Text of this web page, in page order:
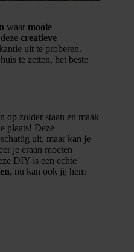
waar mooie
creatieve
uit te proberen.
te zetten, het beste
op zolder staan en maak
plaats! Deze
uit, maar kan je
je eraan moeten
DIY is een echte
nu kan ook jij hem